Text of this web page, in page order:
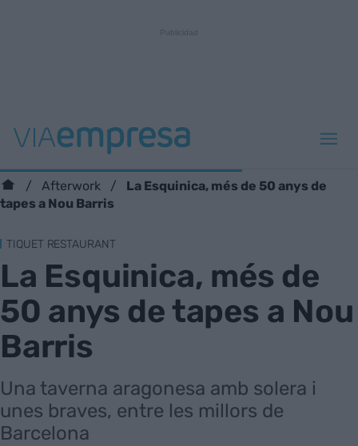
Afterwork
La Esquinica, més de 50 anys de
tapes a Nou Barris
TIQUET RESTAURANT
La Esquinica, més de
50 anys de tapes a Nou
Barris
Una taverna aragonesa amb solera i
unes braves, entre les millors de
Barcelona